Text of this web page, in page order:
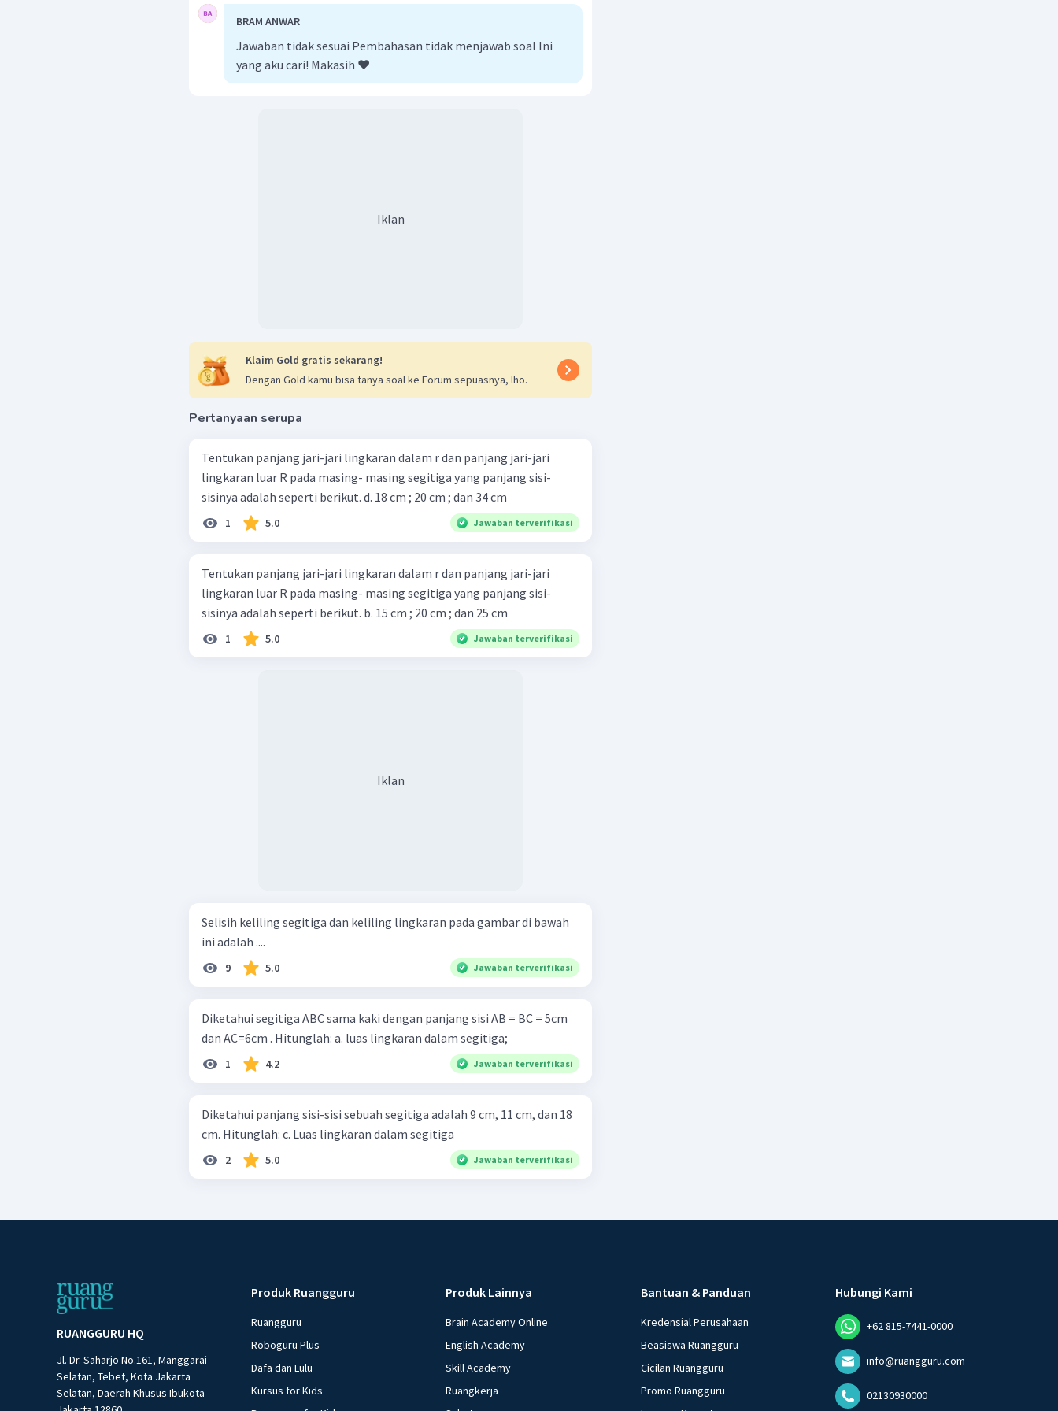
BRAM ANWAR
Jawaban tidak sesuai Pembahasan tidak menjawab soal Ini
yang aku cari! Makasih ❤️
Iklan
Klaim Gold gratis sekarang!
Dengan Gold kamu bisa tanya soal ke Forum sepuasnya, lho.
Pertanyaan serupa
Tentukan panjang jari-jari lingkaran dalam r dan panjang jari-jari
lingkaran luar R pada masing- masing segitiga yang panjang sisi-
sisinya adalah seperti berikut. d. 18 cm ; 20 cm ; dan 34 cm
1 5.0 Jawaban terverifikasi
Tentukan panjang jari-jari lingkaran dalam r dan panjang jari-jari
lingkaran luar R pada masing- masing segitiga yang panjang sisi-
sisinya adalah seperti berikut. b. 15 cm ; 20 cm ; dan 25 cm
1 5.0 Jawaban terverifikasi
Iklan
Selisih keliling segitiga dan keliling lingkaran pada gambar di bawah
ini adalah ....
9 5.0 Jawaban terverifikasi
Diketahui segitiga ABC sama kaki dengan panjang sisi AB = BC = 5cm
dan AC=6cm . Hitunglah: a. luas lingkaran dalam segitiga;
1 4.2 Jawaban terverifikasi
Diketahui panjang sisi-sisi sebuah segitiga adalah 9 cm, 11 cm, dan 18
cm. Hitunglah: c. Luas lingkaran dalam segitiga
2 5.0 Jawaban terverifikasi
RUANGGURU HQ
Jl. Dr. Saharjo No.161, Manggarai
Selatan, Tebet, Kota Jakarta
Selatan, Daerah Khusus Ibukota
Produk Ruangguru
Ruangguru
Roboguru Plus
Dafa dan Lulu
Kursus for Kids
Produk Lainnya
Brain Academy Online
English Academy
Skill Academy
Ruangkerja
Bantuan & Panduan
Kredensial Perusahaan
Beasiswa Ruangguru
Cicilan Ruangguru
Promo Ruangguru
Hubungi Kami
+62 815-7441-0000
info@ruangguru.com
02130930000